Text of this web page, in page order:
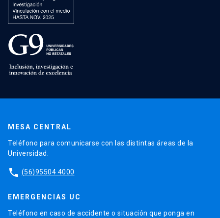
MESA CENTRAL
Teléfono para comunicarse con las distintas áreas de la
Universidad.
phone (56)95504 4000
EMERGENCIAS UC
Teléfono en caso de accidente o situación que ponga en